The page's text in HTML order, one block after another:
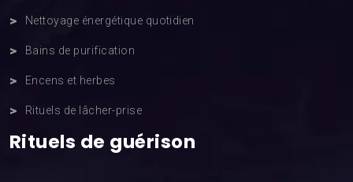
Nettoyage énergétique quotidien
Bains de purification
Encens et herbes
Rituels de lâcher-prise
Rituels de guérison